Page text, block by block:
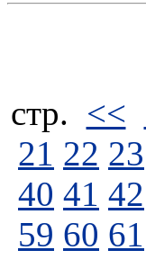
стp. <<
21 22 23
40 41 42
59 60 61